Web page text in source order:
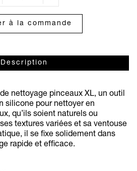
à la commande
Description
nettoyage pinceaux XL, un outil
silicone pour nettoyer en
qu’ils soient naturels ou
textures variées et sa ventouse
il se fixe solidement dans
rapide et efficace.